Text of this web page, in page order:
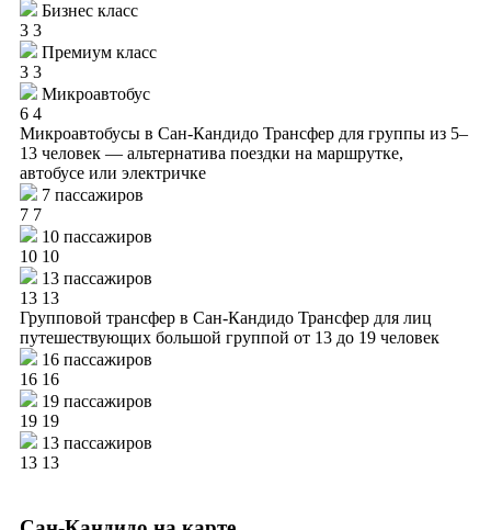
Бизнес класс
3 3
Премиум класс
3 3
Микроавтобус
6 4
Микроавтобусы в Сан-Кандидо Трансфер для группы из 5–
13 человек — альтернатива поездки на маршрутке,
автобусе или электричке
7 пассажиров
7 7
10 пассажиров
10 10
13 пассажиров
13 13
Групповой трансфер в Сан-Кандидо Трансфер для лиц
путешествующих большой группой от 13 до 19 человек
16 пассажиров
16 16
19 пассажиров
19 19
13 пассажиров
13 13